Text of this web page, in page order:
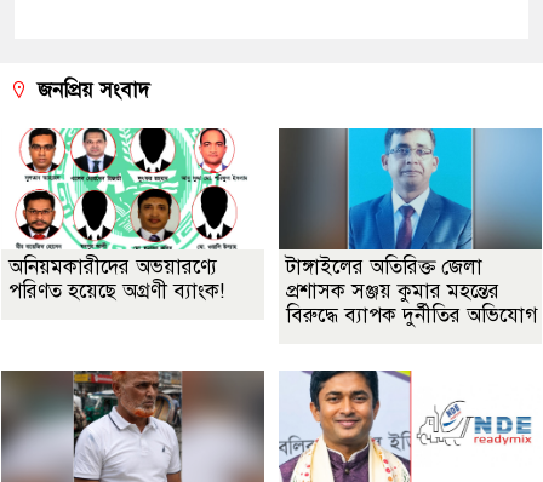
জনপ্রিয় সংবাদ
অনিয়মকারীদের অভয়ারণ্যে
পরিণত হয়েছে অগ্রণী ব্যাংক!
টাঙ্গাইলের অতিরিক্ত জেলা
প্রশাসক সঞ্জয় কুমার মহন্তের
বিরুদ্ধে ব্যাপক দুর্নীতির অভিযোগ